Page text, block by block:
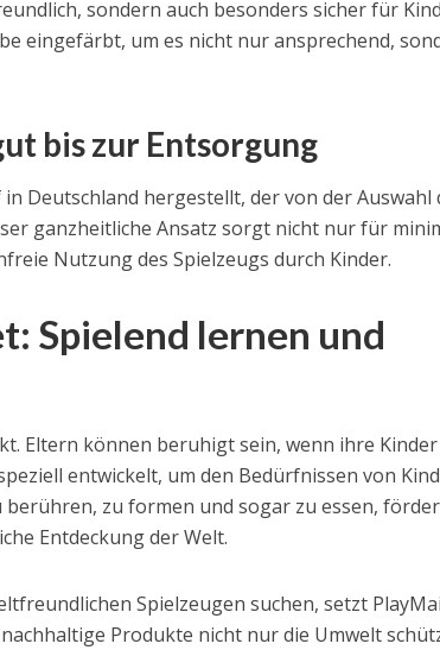
sondern auch besonders sicher für
eingefärbt, um es nicht nur ansprechend,
bis zur Entsorgung
Deutschland hergestellt, der von der Auswahl
ganzheitliche Ansatz sorgt nicht nur für
Nutzung des Spielzeugs durch Kinder.
Spielend lernen und
Eltern können beruhigt sein, wenn ihre
entwickelt, um den Bedürfnissen von
berühren, zu formen und sogar zu essen,
Entdeckung der Welt.
Spielzeugen suchen, setzt
Produkte nicht nur die Umwelt